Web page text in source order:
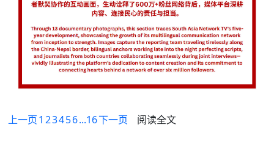
上一页1 23456...16下一页 阅读全文